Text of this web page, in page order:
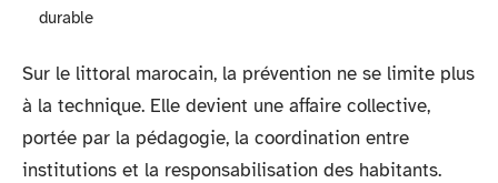
durable
Sur le littoral marocain, la prévention ne se limite plus
à la technique. Elle devient une affaire collective,
portée par la pédagogie, la coordination entre
institutions et la responsabilisation des habitants.